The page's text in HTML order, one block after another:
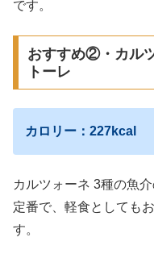
です。
おすすめ②・カル
トーレ
カロリー：227kcal
カルツォーネ 3種の魚
定番で、軽食としても
す。